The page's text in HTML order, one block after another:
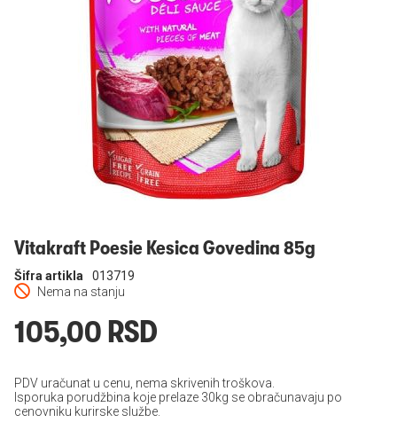
Vitakraft Poesie Kesica Govedina 85g
Nema na stanju
Šifra artikla 013719
105,00 RSD
PDV uračunat u cenu, nema skrivenih troškova.
Isporuka porudžbina koje prelaze 30kg se obračunavaju po
cenovniku kurirske službe.